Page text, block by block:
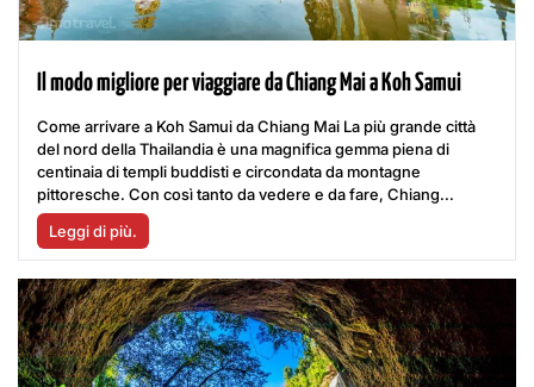
Il modo migliore per viaggiare da Chiang Mai a Koh Samui
Come arrivare a Koh Samui da Chiang Mai La più grande città
del nord della Thailandia è una magnifica gemma piena di
centinaia di templi buddisti e circondata da montagne
pittoresche. Con così tanto da vedere e da fare, Chiang...
Leggi di più.